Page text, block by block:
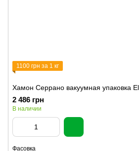
1100 грн за 1 кг
Хамон Серрано вакуумная упаковка El
2 486 грн
В наличии
Фасовка